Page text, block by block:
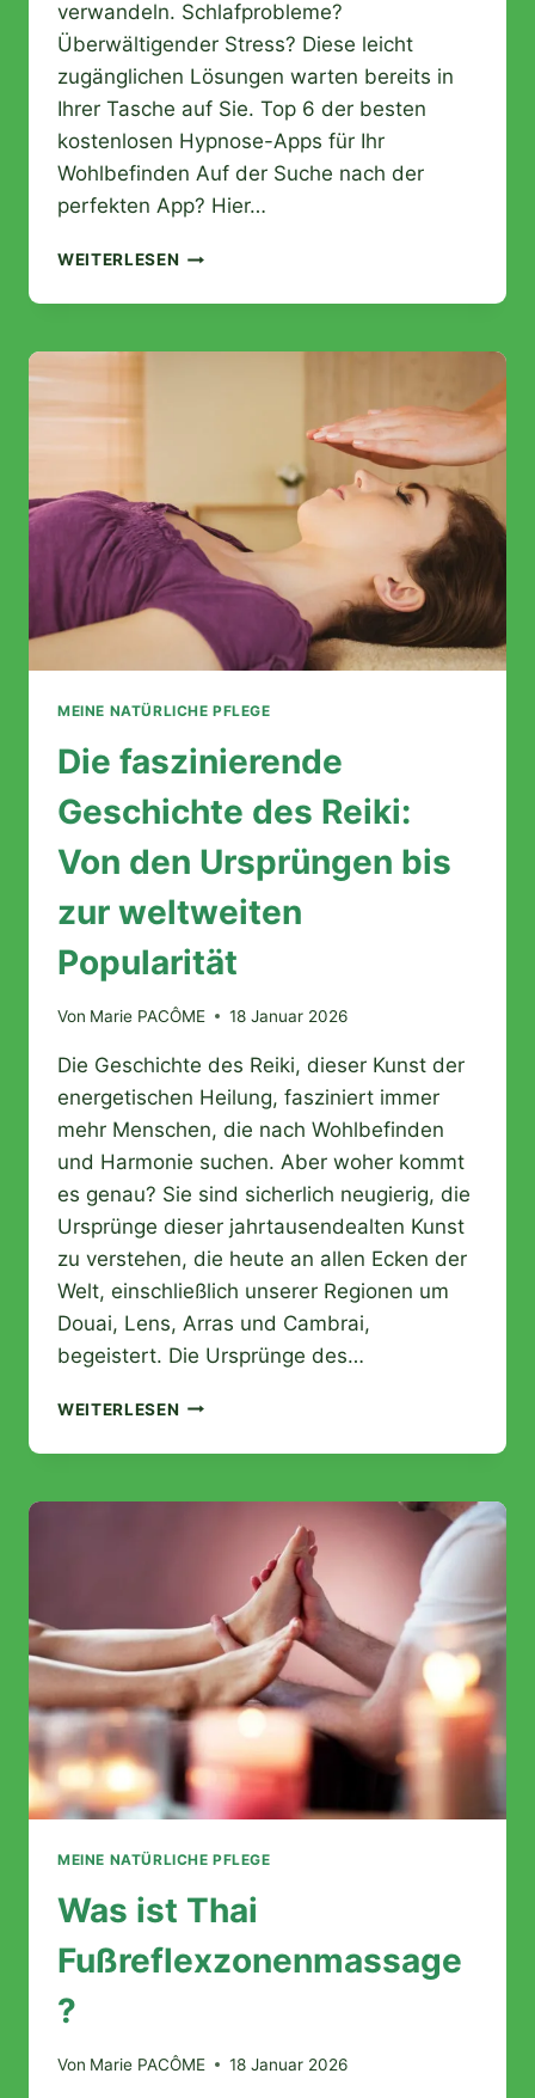
verwandeln. Schlafprobleme?
Überwältigender Stress? Diese leicht
zugänglichen Lösungen warten bereits in
Ihrer Tasche auf Sie. Top 6 der besten
kostenlosen Hypnose-Apps für Ihr
Wohlbefinden Auf der Suche nach der
perfekten App? Hier…
WEITERLESENTOP
KOSTENLOSE
APPS,
WOHLBEFINDEN
MEINE NATÜRLICHE PFLEGE
Die faszinierende
Geschichte des Reiki:
Von den Ursprüngen bis
zur weltweiten
Popularität
Von Marie PACÔME 18 Januar 2026
Die Geschichte des Reiki, dieser Kunst der
energetischen Heilung, fasziniert immer
mehr Menschen, die nach Wohlbefinden
und Harmonie suchen. Aber woher kommt
es genau? Sie sind sicherlich neugierig, die
Ursprünge dieser jahrtausendealten Kunst
zu verstehen, die heute an allen Ecken der
Welt, einschließlich unserer Regionen um
Douai, Lens, Arras und Cambrai,
begeistert. Die Ursprünge des…
WEITERLESENDIE
GESCHICHTE
REIKI:
URSPRÜNGEN
ZUR
WELTWEITEN
POPULARITÄT
MEINE NATÜRLICHE PFLEGE
Was ist Thai
Fußreflexzonenmassage
?
Von Marie PACÔME 18 Januar 2026